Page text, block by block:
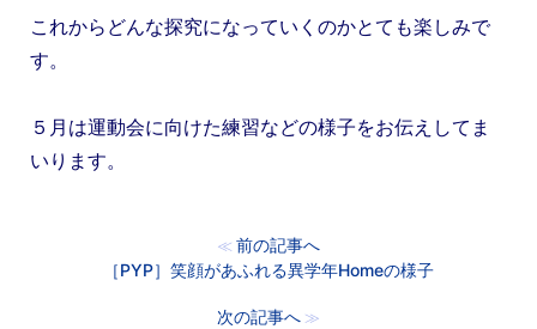
これからどんな探究になっていくのかとても楽しみで
す。
５月は運動会に向けた練習などの様子をお伝えしてま
いります。
≪ 前の記事へ
［PYP］笑顔があふれる異学年Homeの様子
次の記事へ ≫